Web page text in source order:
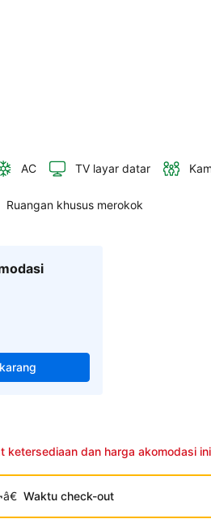
AC TV layar datar
Ruangan khusus merokok
ketersediaan dan harga akomodasi ini
Waktu check-out